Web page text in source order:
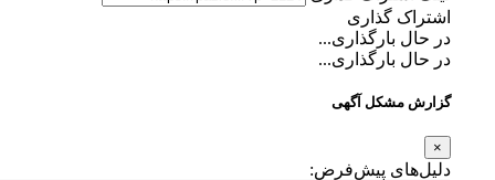
اشتراک گذاری
در حال بارگذاری...
در حال بارگذاری...
گزارش مشکل آگهی
دلیل‌های پیش‌فرض: